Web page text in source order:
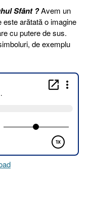
Sfânt ?Avem un
este arătată o imagine
cu putere de sus.
de exemplu